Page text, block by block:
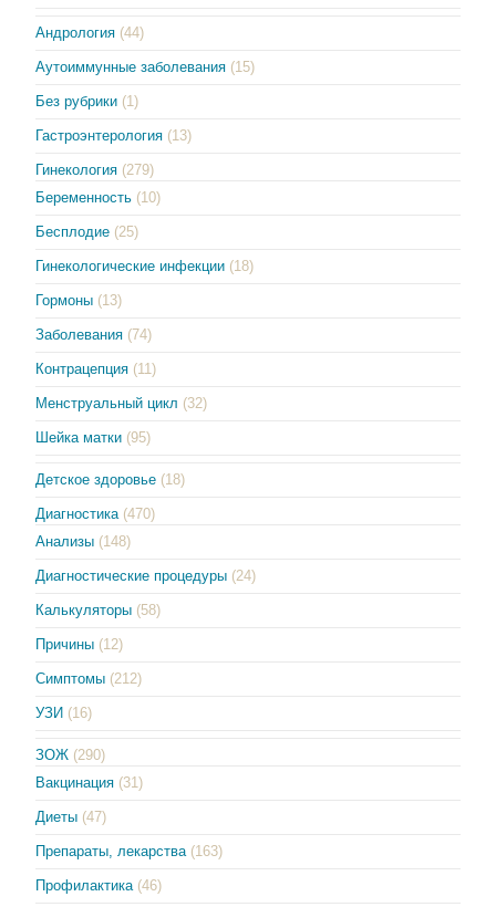
Андрология (44)
Аутоиммунные заболевания (15)
Без рубрики (1)
Гастроэнтерология (13)
Гинекология (279)
Беременность (10)
Бесплодие (25)
Гинекологические инфекции (18)
Гормоны (13)
Заболевания (74)
Контрацепция (11)
Менструальный цикл (32)
Шейка матки (95)
Детское здоровье (18)
Диагностика (470)
Анализы (148)
Диагностические процедуры (24)
Калькуляторы (58)
Причины (12)
Симптомы (212)
УЗИ (16)
ЗОЖ (290)
Вакцинация (31)
Диеты (47)
Препараты, лекарства (163)
Профилактика (46)